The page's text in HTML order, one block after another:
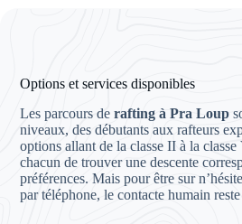
Options et services disponibles
Les parcours derafting à Pra Loup
niveaux, des débutants aux rafteurs
options allant de la classe II à la
chacun de trouver une descente
préférences. Mais pour être sur
par téléphone, le contacte humain